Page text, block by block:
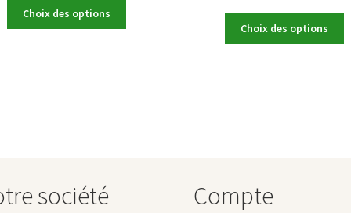
prix :
79,90 €
Choix des options
prix :
69,90
Choix des options
société Compte